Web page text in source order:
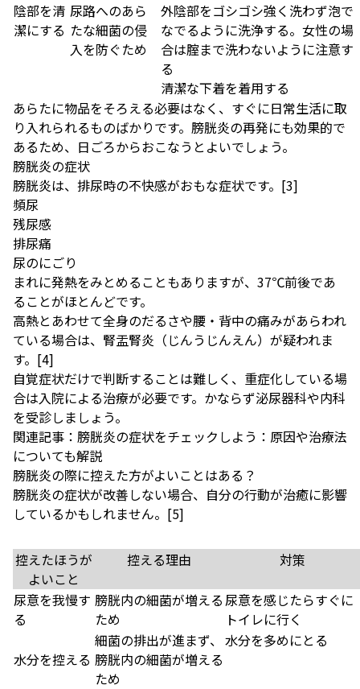
陰部を清
潔にする
尿路へのあら
たな細菌の侵
入を防ぐため
外陰部をゴシゴシ強く洗わず泡で
なでるように洗浄する。女性の場
合は腟まで洗わないように注意す
る
清潔な下着を着用する
あらたに物品をそろえる必要はなく、すぐに日常生活に取
り入れられるものばかりです。膀胱炎の再発にも効果的で
あるため、日ごろからおこなうとよいでしょう。
膀胱炎の症状
膀胱炎は、排尿時の不快感がおもな症状です。 [3]
頻尿
残尿感
排尿痛
尿のにごり
まれに発熱をみとめることもありますが、37℃前後であ
ることがほとんどです。
高熱とあわせて全身のだるさや腰・背中の痛みがあらわれ
ている場合は、腎盂腎炎（じんうじんえん）が疑われま
す。 [4]
自覚症状だけで判断することは難しく、重症化している場
合は入院による治療が必要です。かならず泌尿器科や内科
を受診しましょう。
関連記事： 膀胱炎の症状をチェックしよう：原因や治療法
についても解説
膀胱炎の際に控えた方がよいことはある？
膀胱炎の症状が改善しない場合、自分の行動が治癒に影響
しているかもしれません。 [5]
控えたほうが
よいこと
控える理由 対策
尿意を我慢す
る
膀胱内の細菌が増える
ため
尿意を感じたらすぐに
トイレに行く
水分を控える
細菌の排出が進まず、
膀胱内の細菌が増える
ため
水分を多めにとる